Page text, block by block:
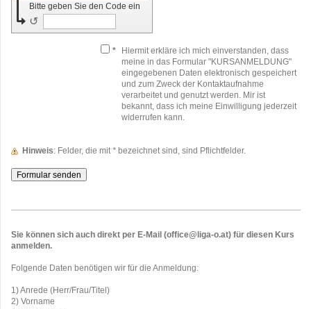
Bitte geben Sie den Code ein
↺
*
Hiermit erkläre ich mich einverstanden, dass
meine in das Formular "KURSANMELDUNG"
eingegebenen Daten elektronisch gespeichert
und zum Zweck der Kontaktaufnahme
verarbeitet und genutzt werden. Mir ist
bekannt, dass ich meine Einwilligung jederzeit
widerrufen kann.
Hinweis : Felder, die mit * bezeichnet sind, sind Pflichtfelder.
Sie können sich auch direkt per E-Mail (office@liga-o.at) für diesen Kurs
anmelden.
Folgende Daten benötigen wir für die Anmeldung:
1) Anrede (Herr/Frau/Titel)
2) Vorname